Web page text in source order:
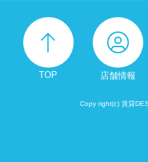
TOP 店舗情報
Copy right(c) 賃貸